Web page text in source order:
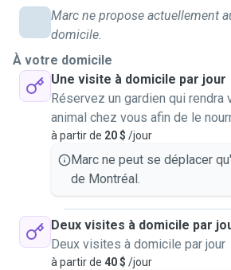
Marc ne propose actuellement
domicile.
À votre domicile
Une visite à domicile par jour
Réservez un gardien qui rendra
animal chez vous afin de le
à partir de 20 $ /jour
Marc ne peut se déplacer
de Montréal.
Deux visites à domicile par
Deux visites à domicile par jour
à partir de 40 $ /jour